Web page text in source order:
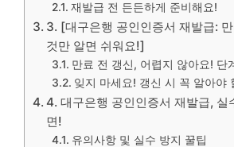
재발급 전 든든하게 준비해요!
3. [대구은행 공인인증서 재발급:
것만 알면 쉬워요!]
만료 전 갱신, 어렵지 않아요! 단
잊지 마세요! 갱신 시 꼭 알아야
4. 대구은행 공인인증서 재발급, 실
면!
유의사항 및 실수 방지 꿀팁